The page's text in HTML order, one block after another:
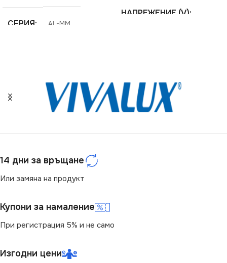
СЕРИЯ AL-MM
СТЕПЕН НА ЗАЩИТА
IP20
НАПРЕЖЕНИЕ (V)
СЕРИЯ VT-10174
14 дни за връщане
Или замяна на продукт
Купони за намаление
При регистрация 5% и не само
Изгодни цени